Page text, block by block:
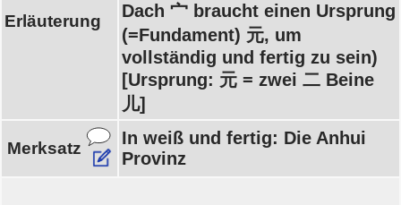
Erläuterung
Dach 宀 braucht einen Ursprung
(=Fundament) 元, um
vollständig und fertig zu sein)
[Ursprung: 元 = zwei 二 Beine
儿]
Merksatz
In weiß und fertig: Die Anhui
Provinz